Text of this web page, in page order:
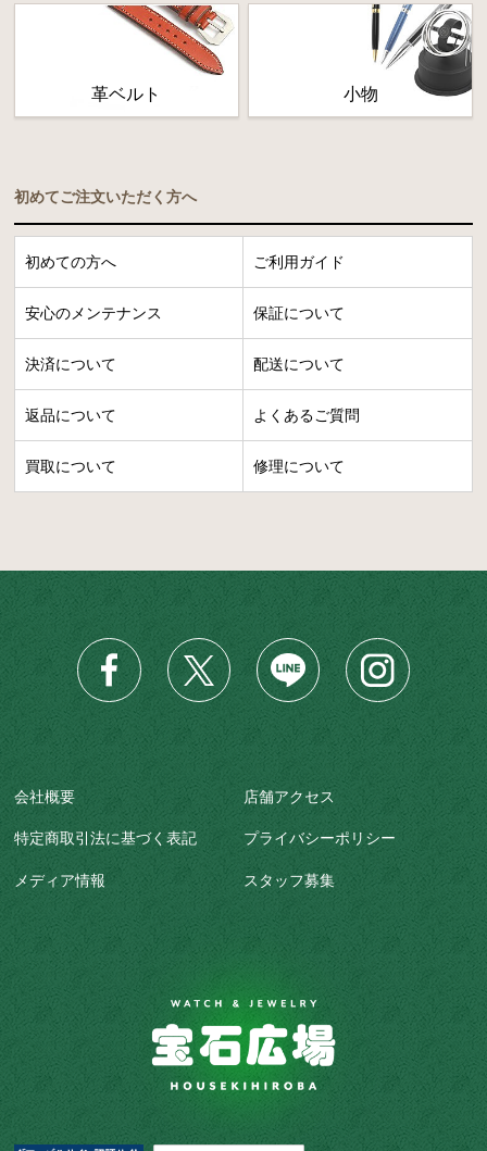
革ベルト 小物
初めてご注文いただく方へ
初めての方へ ご利用ガイド
安心のメンテナンス 保証について
決済について 配送について
返品について よくあるご質問
買取について 修理について
会社概要 店舗アクセス
特定商取引法に基づく表記 プライバシーポリシー
メディア情報 スタッフ募集